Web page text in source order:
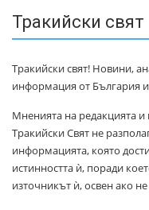
Тракийски свят
Тракийски свят! Новини,
информация от България
Мненията на редакцията и
Тракийски Свят не
информацията, която
истинността ѝ, поради
източникът ѝ, освен ако